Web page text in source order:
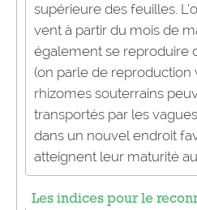
supérieure des feuilles.
vent à partir du mois de
également se reproduire
(on parle de reproduction
rhizomes souterrains
transportés par les
dans un nouvel endroit
atteignent leur maturité
Les indices pour le